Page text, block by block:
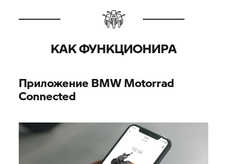
КАК ФУНКЦИОНИРА
Приложение BMW Motorrad
Connected